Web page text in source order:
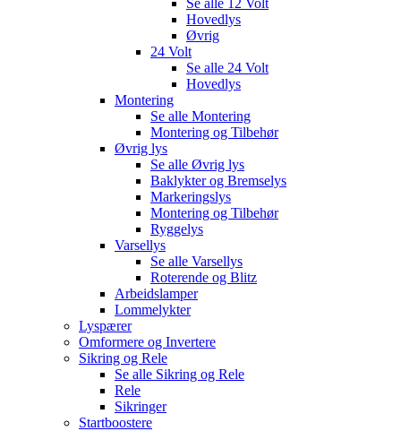
Hovedlys
Øvrig
24 Volt
Se alle 24 Volt
Hovedlys
Montering
Se alle Montering
Montering og Tilbehør
Øvrig lys
Se alle Øvrig lys
Baklykter og Bremselys
Markeringslys
Montering og Tilbehør
Ryggelys
Varsellys
Se alle Varsellys
Roterende og Blitz
Arbeidslamper
Lommelykter
Lyspærer
Omformere og Invertere
Sikring og Rele
Se alle Sikring og Rele
Rele
Sikringer
Startboostere